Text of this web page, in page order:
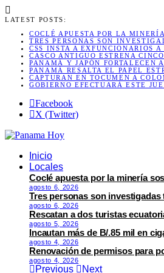
LATEST POSTS:
COCLÉ APUESTA POR LA
TRES PERSONAS SON
CSS INSTA A EXFUNCIONARIOS
CASCO ANTIGUO ESTRENA
PANAMÁ Y JAPÓN FORTALECEN
PANAMÁ RESALTA EL PAPEL
CAPTURAN EN TOCUMEN A
GOBIERNO EFECTUARÁ ESTE
Facebook
X (Twitter)
Inicio
Locales
Coclé apuesta por la minería
agosto 6, 2026
Tres personas son
agosto 6, 2026
Rescatan a dos turistas
agosto 5, 2026
Incautan más de B/.85 mil en
agosto 4, 2026
Renovación de permisos para
agosto 4, 2026
Previous Next